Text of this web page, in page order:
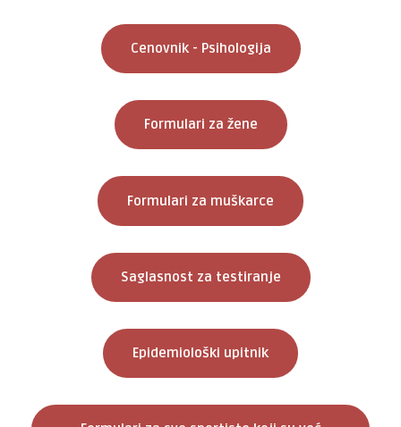
Cenovnik - Psihologija
Formulari za žene
Formulari za muškarce
Saglasnost za testiranje
Epidemiološki upitnik